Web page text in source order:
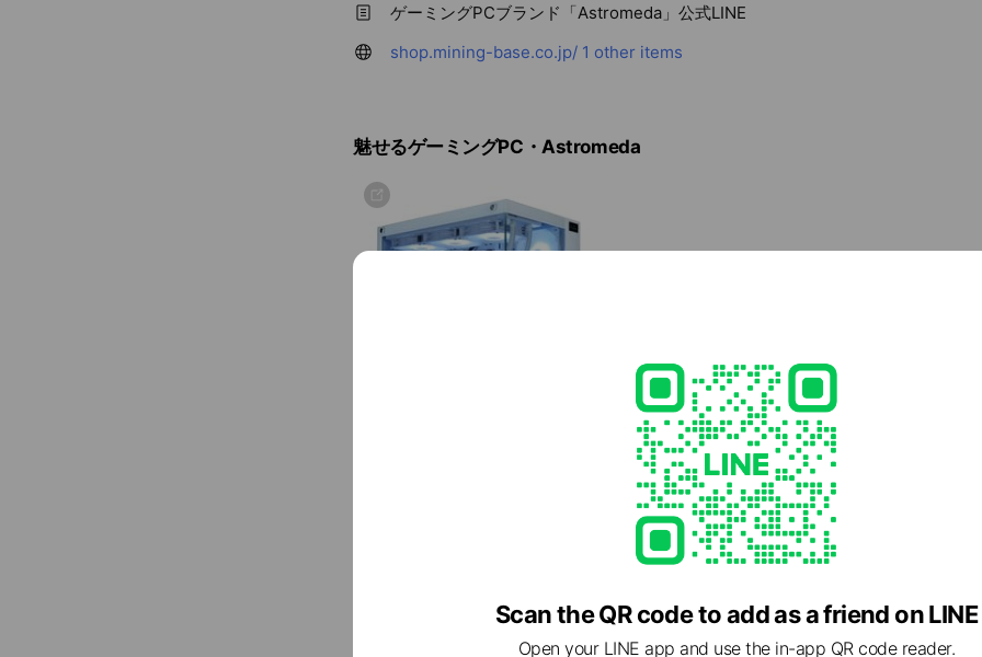
ゲーミングPCブランド「Astromeda」公式LINE
shop.mining-base.co.jp/ 1 other items
魅せるゲーミングPC・Astromeda
ストリーマーモデル
Scan the QR code to add as a friend on LINE
Open your LINE app and use the in-app QR code reader.